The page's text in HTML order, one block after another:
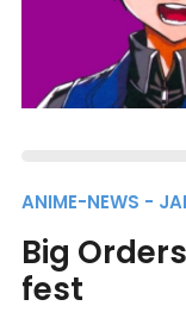
ANIME-NEWS -
Big
fest